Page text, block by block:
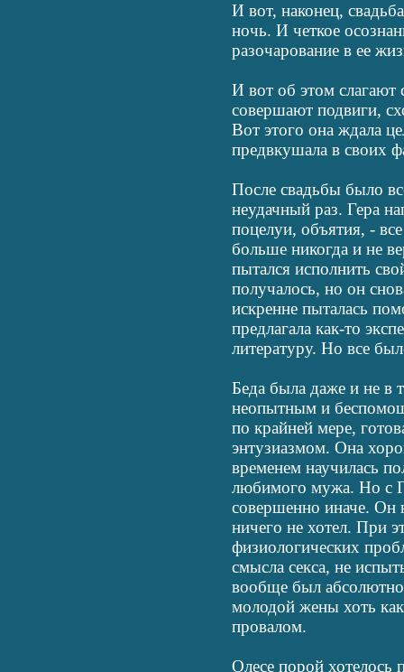
И вот, наконец,
ночь. И четкое
разочарование в ее
И вот об этом слагают
совершают подвиги,
Вот этого она ждала
предвкушала в своих
После свадьбы было
неудачный раз. Гера
поцелуи, объятия, -
больше никогда и не
пытался исполнить
получалось, но он
искренне пыталась
предлагала как-то
литературу. Но все
Беда была даже и не в
неопытным и
по крайней мере,
энтузиазмом. Она
временем научилась
любимого мужа. Но с
совершенно иначе. Он
ничего не хотел. При
физиологических
смысла секса, не
вообще был
молодой жены хоть
провалом.
Олесе порой хотелось